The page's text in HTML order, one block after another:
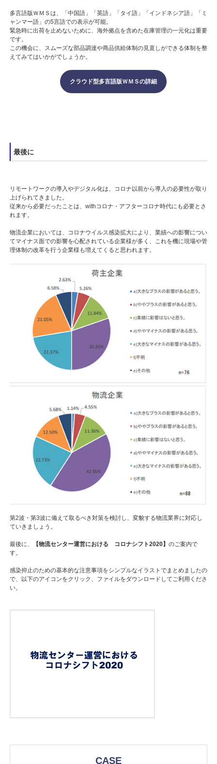
多言語版ＷＭＳは、「中国語」「英語」「タイ語」「インドネシア語」「ミ
ャンマー語」の5言語での表示が可能。
緊急時に出荷を止めないために、海外拠点を含めた在庫管理の一元化は重要
です。
この機会に、スムーズな部品調達や商品供給体制の見直しができる体制を整
えてみてはいかがでしょうか。
クラウド型多言語版ＷＭＳの詳細
最後に
リモートワークの導入やデジタル化は、コロナ以前から導入の必要性が取り
上げられてきました。
従来から必要だったことは、withコロナ・アフターコロナ時代にも必要とさ
れます。
物流企業においては、コロナウイルス感染拡大により、業績への影響につい
てマイナス面での影響を心配されている企業様が多く、これを機に現場や管
理体制の改革を行う企業様も増えてくると思われます。
第2波・第3波に備えて取るべき対策を検討し、変貌する物流業界に対応し
ていきましょう。
最後に、 【物流センター運営における コロナシフト2020】 のご案内で
す。
感染抑止のための基本的な注意事項をシンプルなイラストでまとめましたの
で、以下のアイコンをクリック、ファイルをダウンロードしてご利用くださ
い。
CASE